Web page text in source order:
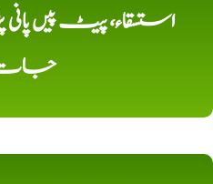
استسقاء، پیٹ پیں